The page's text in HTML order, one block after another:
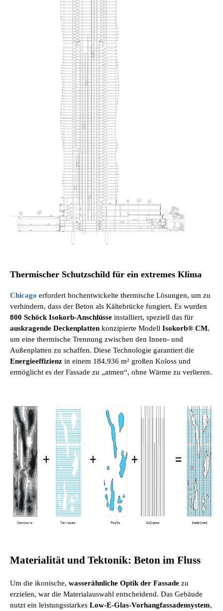
Thermischer Schutzschild für ein extremes Klima
Chicago erfordert hochentwickelte thermische Lösungen, um zu
verhindern, dass der Beton als Kältebrücke fungiert. Es wurden
800 Schöck Isokorb-Anschlüsse installiert, speziell das für
auskragende Deckenplatten konzipierte Modell Isokorb® CM,
um eine thermische Trennung zwischen den Innen- und
Außenplatten zu schaffen. Diese Technologie garantiert die
Energieeffizienz in einem 184.936 m² großen Koloss und
ermöglicht es der Fassade zu „atmen“, ohne Wärme zu verlieren.
Materialität und Tektonik: Beton im Fluss
Um die ikonische, wasserähnliche Optik der Fassade zu
erzielen, war die Materialauswahl entscheidend. Das Gebäude
nutzt ein leistungsstarkes Low-E-Glas-Vorhangfassadensystem,